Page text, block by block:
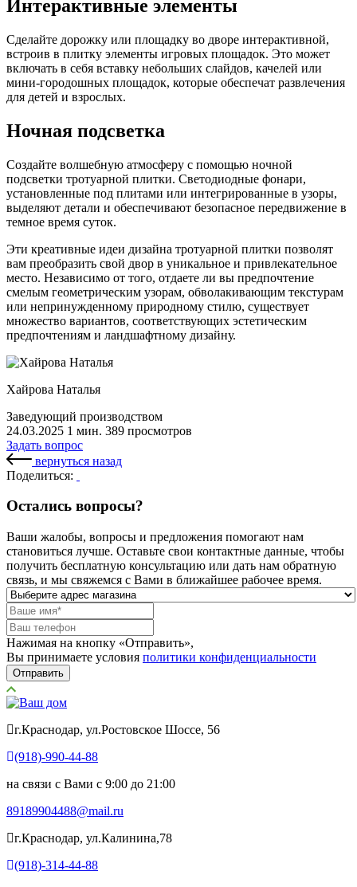
Интерактивные элементы
Сделайте дорожку или площадку во дворе интерактивной,
встроив в плитку элементы игровых площадок. Это может
включать в себя вставку небольших слайдов, качелей или
мини-городошных площадок, которые обеспечат развлечения
для детей и взрослых.
Ночная подсветка
Создайте волшебную атмосферу с помощью ночной
подсветки тротуарной плитки. Светодиодные фонари,
установленные под плитами или интегрированные в узоры,
выделяют детали и обеспечивают безопасное передвижение в
темное время суток.
Эти креативные идеи дизайна тротуарной плитки позволят
вам преобразить свой двор в уникальное и привлекательное
место. Независимо от того, отдаете ли вы предпочтение
смелым геометрическим узорам, обволакивающим текстурам
или непринужденному природному стилю, существует
множество вариантов, соответствующих эстетическим
предпочтениям и ландшафтному дизайну.
Хайрова Наталья
Заведующий производством
24.03.2025 1 мин. 389 просмотров
Задать вопрос
вернуться назад
Поделиться:
Остались вопросы?
Ваши жалобы, вопросы и предложения помогают нам
становиться лучше. Оставьте свои контактные данные, чтобы
получить бесплатную консультацию или дать нам обратную
связь, и мы свяжемся с Вами в ближайшее рабочее время.
Нажимая на кнопку «Отправить»,
Вы принимаете условия политики конфиденциальности
Отправить
г.Краснодар, ул.Ростовское Шоссе, 56
(918)-990-44-88
на связи с Вами с 9:00 до 21:00
89189904488@mail.ru
г.Краснодар, ул.Калинина,78
(918)-314-44-88